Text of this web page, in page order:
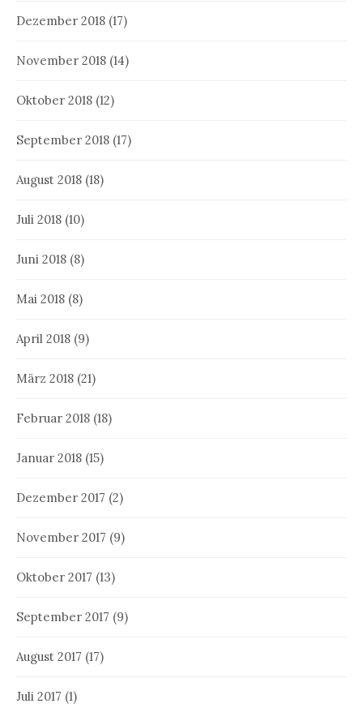
Dezember 2018 (17)
November 2018 (14)
Oktober 2018 (12)
September 2018 (17)
August 2018 (18)
Juli 2018 (10)
Juni 2018 (8)
Mai 2018 (8)
April 2018 (9)
März 2018 (21)
Februar 2018 (18)
Januar 2018 (15)
Dezember 2017 (2)
November 2017 (9)
Oktober 2017 (13)
September 2017 (9)
August 2017 (17)
Juli 2017 (1)